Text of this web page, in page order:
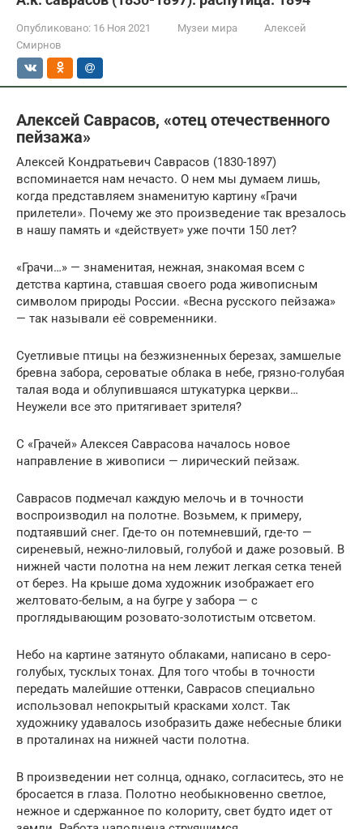
Опубликовано: 16 Ноя 2021 Музеи мира
Алексей
Смирнов
Алексей Саврасов, «отец отечественного
пейзажа»
Алексей Кондратьевич Саврасов (1830-1897)
вспоминается нам нечасто. О нем мы думаем лишь,
когда представляем знаменитую картину «Грачи
прилетели». Почему же это произведение так врезалось
в нашу память и «действует» уже почти 150 лет?
«Грачи…» — знаменитая, нежная, знакомая всем с
детства картина, ставшая своего рода живописным
символом природы России. «Весна русского пейзажа»
— так называли её современники.
Суетливые птицы на безжизненных березах, замшелые
бревна забора, сероватые облака в небе, грязно-голубая
талая вода и облупившаяся штукатурка церкви…
Неужели все это притягивает зрителя?
C «Грачей» Алексея Саврасова началось новое
направление в живописи — лирический пейзаж.
Саврасов подмечал каждую мелочь и в точности
воспроизводил на полотне. Возьмем, к примеру,
подтаявший снег. Где-то он потемневший, где-то —
сиреневый, нежно-лиловый, голубой и даже розовый. В
нижней части полотна на нем лежит легкая сетка теней
от берез. На крыше дома художник изображает его
желтовато-белым, а на бугре у забора — с
проглядывающим розовато-золотистым отсветом.
Небо на картине затянуто облаками, написано в серо-
голубых, тусклых тонах. Для того чтобы в точности
передать малейшие оттенки, Саврасов специально
использовал непокрытый красками холст. Так
художнику удавалось изобразить даже небесные блики
в проталинах на нижней части полотна.
В произведении нет солнца, однако, согласитесь, это не
бросается в глаза. Полотно необыкновенно светлое,
нежное и сдержанное по колориту, свет будто идет от